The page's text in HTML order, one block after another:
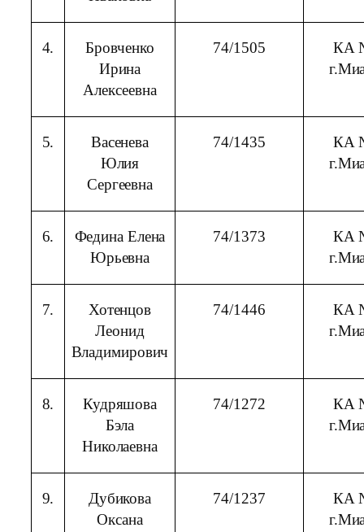
4.
Бровченко
Ирина
Алексеевна
74/1505
КА
5.
Васенева
Юлия
Сергеевна
74/1435
КА
6.
Федина Елена
Юрьевна
74/1373
КА
7.
Хотенцов
Леонид
Владимирович
74/1446
КА
8.
Кудряшова
Бэла
Николаевна
74/1272
КА
9.
Дубикова
Оксана
74/1237
КА